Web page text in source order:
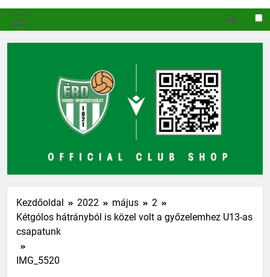
Kezdőoldal 2022 május
2
Kétgólos hátrányból is közel volt a győzelemhez U13-as
csapatunk
IMG_5520